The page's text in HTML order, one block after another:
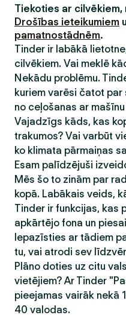
Tiekoties ar cilvēkiem,
Drošības ieteikumiem
pamatnostādnēm.
Tinder ir labākā
cilvēkiem. Vai meklē
Nekādu problēmu.
kuriem varēsi čatot
no ceļošanas ar
Vajadzīgs kāds, kas
trakumos? Vai varbūt
ko klimata pārmaiņas
Esam palīdzējuši
Mēs šo to zinām par
kopā. Labākais veids,
Tinder ir funkcijas, kas
apkārtējo fona un
Iepazīsties ar tādiem
tu, vai atrodi sev
Plāno doties uz citu
vietējiem? Ar Tinder
pieejamas vairāk nekā
40 valodas.